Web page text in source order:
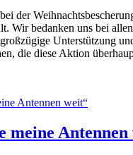
der
Wir bedanken uns bei
Unterstützung
die diese Aktion
meine